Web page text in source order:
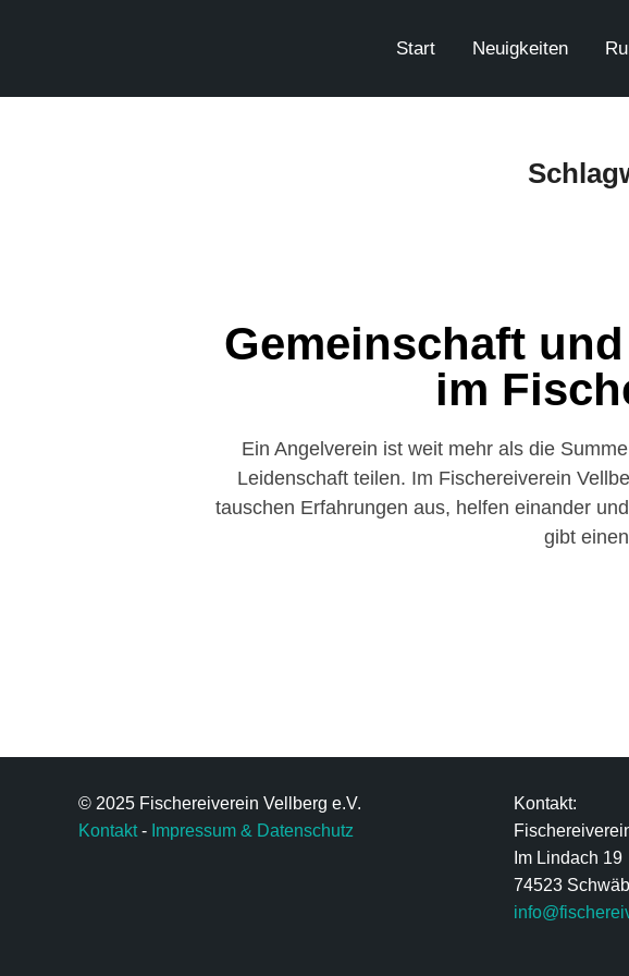
Start Neuigkeiten
Gemeinschaft
im
Ein Angelverein ist weit mehr als die
Leidenschaft teilen. Im Fischereiverein
tauschen Erfahrungen aus, helfen einander
gibt
© 2025 Fischereiverein Vellberg e.V.
Kontakt- Impressum & Datenschutz
Kontakt:
Im Lindach 19
74523